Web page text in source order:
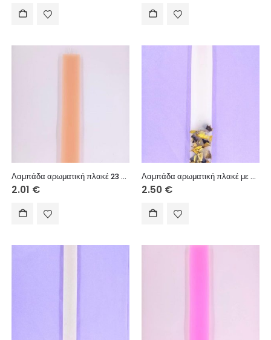
Λαμπάδα αρωματική πλακέ 23 εκ.
2.01 €
Λαμπάδα αρωματική πλακέ με λουλούδια 23 εκ.
2.50 €